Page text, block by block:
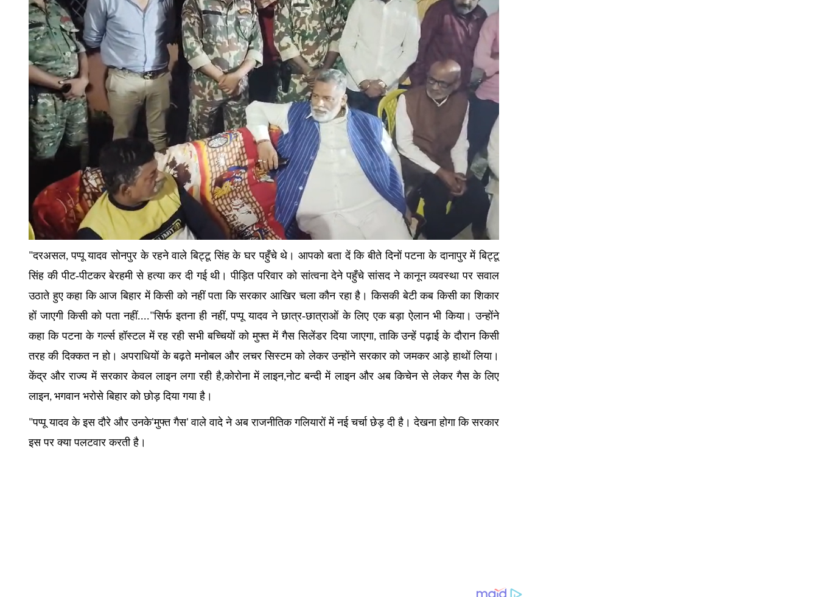
"दरअसल,पप्पू यादव सोनपुर के रहने वाले बिट्टू सिंह के घर पहुँचे थे। आपको बता दें कि बीते दिनों पटना के दानापुर में बिट्टू
सिंह की पीट-पीटकर बेरहमी से हत्या कर दी गई थी। पीड़ित परिवार को सांत्वना देने पहुँचे सांसद ने कानून व्यवस्था पर सवाल
उठाते हुए कहा कि आज बिहार में किसी को नहीं पता कि सरकार आखिर चला कौन रहा है। किसकी बेटी कब किसी का शिकार
हों जाएगी किसी को पता नहीं...."सिर्फ इतना ही नहीं,पप्पू यादव ने छात्र-छात्राओं के लिए एक बड़ा ऐलान भी किया। उन्होंने
कहा कि पटना के गर्ल्स हॉस्टल में रह रही सभी बच्चियों को मुफ्त में गैस सिलेंडर दिया जाएगा,ताकि उन्हें पढ़ाई के दौरान किसी
तरह की दिक्कत न हो। अपराधियों के बढ़ते मनोबल और लचर सिस्टम को लेकर उन्होंने सरकार को जमकर आड़े हाथों लिया।
केंद्र और राज्य में सरकार केवल लाइन लगा रही है,कोरोना में लाइन,नोट बन्दी में लाइन और अब किचेन से लेकर गैस के लिए
लाइन, भगवान भरोसे बिहार को छोड़ दिया गया है।
"पप्पू यादव के इस दौरे और उनके'मुफ्त गैस'वाले वादे ने अब राजनीतिक गलियारों में नई चर्चा छेड़ दी है। देखना होगा कि सरकार
इस पर क्या पलटवार करती है।